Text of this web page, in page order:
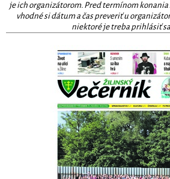
je ich organizátorom. Pred termínom
vhodné si dátum a čas preveriť u
niektoré je treba prihlásiť